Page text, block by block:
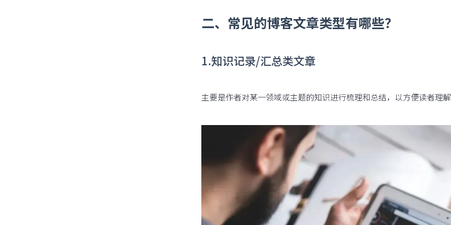
二、常见的博客文章类型有哪些？
1.知识记录/汇总类文章
主要是作者对某一领域或主题的知识进行梳理和总结，以方便读者理